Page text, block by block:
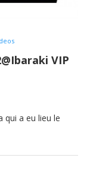
VIP
qui a eu lieu le